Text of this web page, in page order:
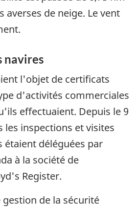
averses de neige. Le vent
navires
l'objet de certificats
d'activités commerciales
effectuaient. Depuis le 9
les inspections et visites
étaient déléguées par
à la société de
Register.
gestion de la sécurité